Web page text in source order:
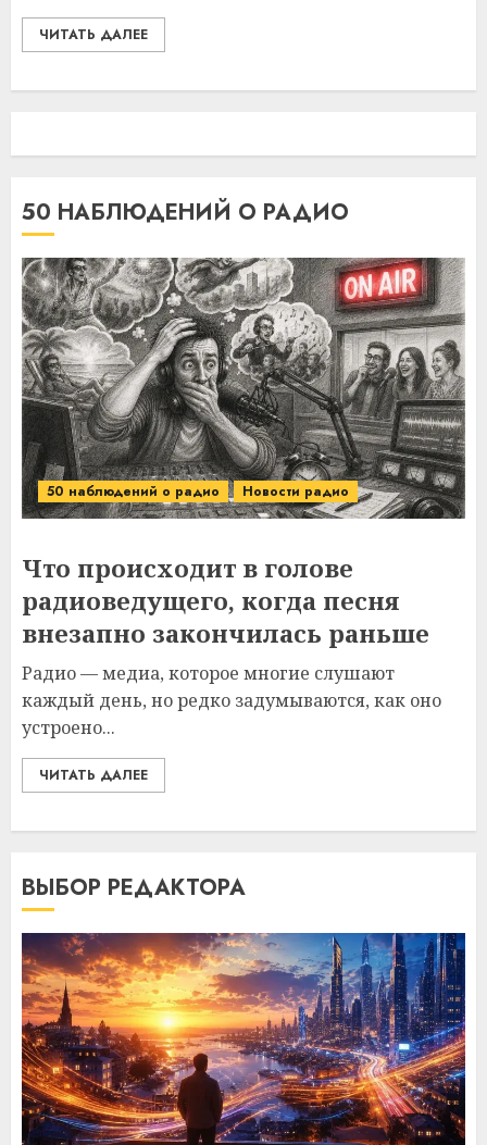
ЧИТАТЬ ДАЛЕЕ
50 НАБЛЮДЕНИЙ О РАДИО
50 наблюдений о радио Новости радио
Что происходит в голове
радиоведущего, когда песня
внезапно закончилась раньше
Радио — медиа, которое многие слушают
каждый день, но редко задумываются, как оно
устроено...
ЧИТАТЬ ДАЛЕЕ
ВЫБОР РЕДАКТОРА